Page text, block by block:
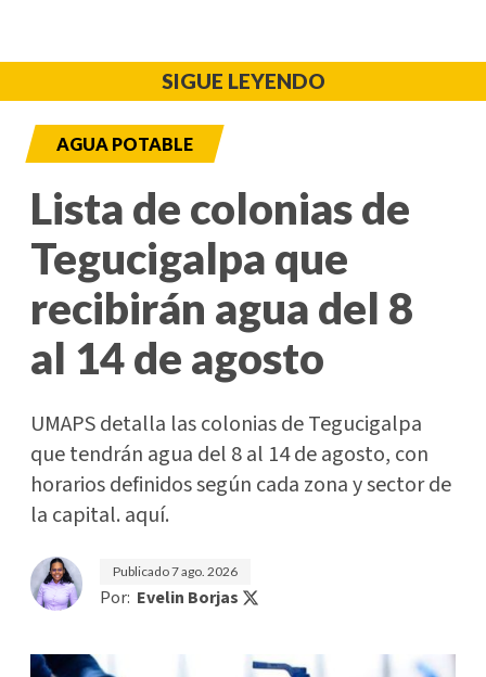
SIGUE LEYENDO
AGUA POTABLE
Lista de colonias de
Tegucigalpa que
recibirán agua del 8
al 14 de agosto
UMAPS detalla las colonias de Tegucigalpa
que tendrán agua del 8 al 14 de agosto, con
horarios definidos según cada zona y sector de
la capital. aquí.
Publicado7 ago. 2026
Por: Evelin Borjas